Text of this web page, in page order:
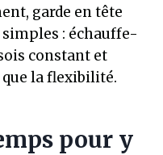
garde en tête
simples : échauffe-
constant et
la flexibilité.
pour y